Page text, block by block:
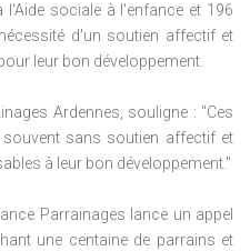
sociale à l'enfance et 196
d'un soutien affectif et
leur bon développement.
Ardennes, souligne : "Ces
sans soutien affectif et
à leur bon développement."
Parrainages lance un appel
une centaine de parrains et